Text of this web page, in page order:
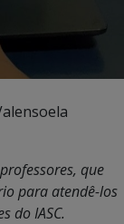
que
para atendê-los
do IASC.